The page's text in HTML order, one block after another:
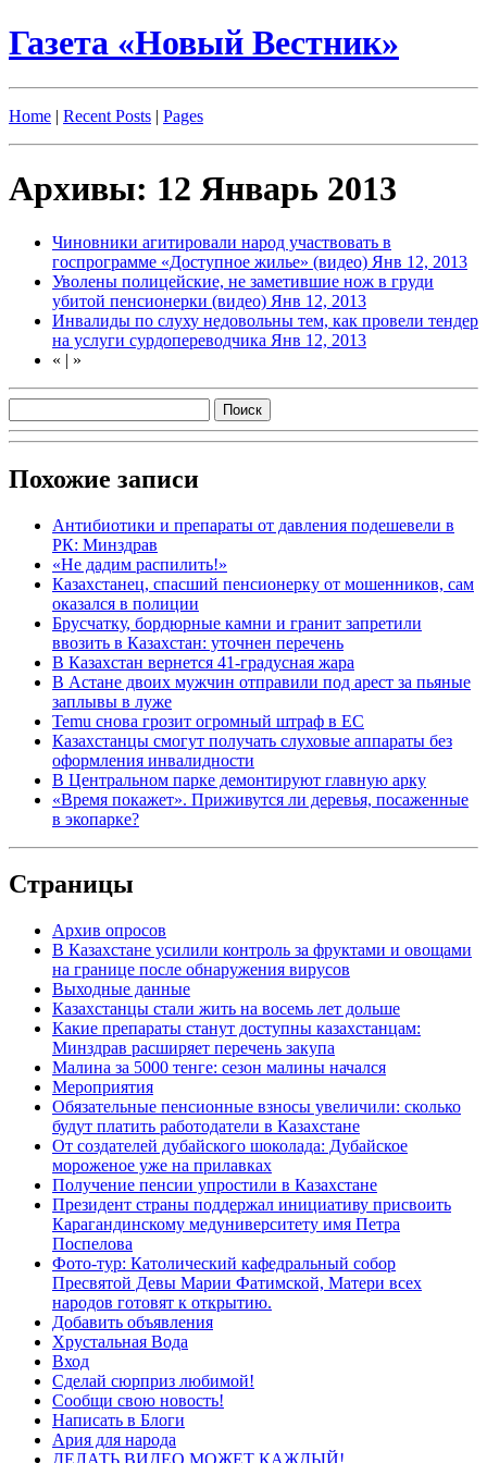
Газета «Новый Вестник»
Home | Recent Posts | Pages
Архивы: 12 Январь 2013
Чиновники агитировали народ участвовать в
госпрограмме «Доступное жилье» (видео) Янв 12, 2013
Уволены полицейские, не заметившие нож в груди
убитой пенсионерки (видео) Янв 12, 2013
Инвалиды по слуху недовольны тем, как провели тендер
на услуги сурдопереводчика Янв 12, 2013
« | »
Похожие записи
Антибиотики и препараты от давления подешевели в
РК: Минздрав
«Не дадим распилить!»
Казахстанец, спасший пенсионерку от мошенников, сам
оказался в полиции
Брусчатку, бордюрные камни и гранит запретили
ввозить в Казахстан: уточнен перечень
В Казахстан вернется 41-градусная жара
В Астане двоих мужчин отправили под арест за пьяные
заплывы в луже
Temu снова грозит огромный штраф в ЕС
Казахстанцы смогут получать слуховые аппараты без
оформления инвалидности
В Центральном парке демонтируют главную арку
«Время покажет». Приживутся ли деревья, посаженные
в экопарке?
Страницы
Архив опросов
В Казахстане усилили контроль за фруктами и овощами
на границе после обнаружения вирусов
Выходные данные
Казахстанцы стали жить на восемь лет дольше
Какие препараты станут доступны казахстанцам:
Минздрав расширяет перечень закупа
Малина за 5000 тенге: сезон малины начался
Мероприятия
Обязательные пенсионные взносы увеличили: сколько
будут платить работодатели в Казахстане
От создателей дубайского шоколада: Дубайское
мороженое уже на прилавках
Получение пенсии упростили в Казахстане
Президент страны поддержал инициативу присвоить
Карагандинскому медуниверситету имя Петра
Поспелова
Фото-тур: Католический кафедральный собор
Пресвятой Девы Марии Фатимской, Матери всех
народов готовят к открытию.
Добавить объявления
Хрустальная Вода
Вход
Сделай сюрприз любимой!
Сообщи свою новость!
Написать в Блоги
Ария для народа